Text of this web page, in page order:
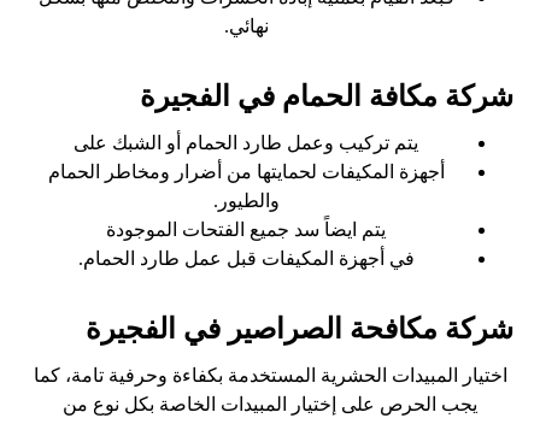
نهائي.
شركة مكافة الحمام في الفجيرة
يتم تركيب وعمل طارد الحمام أو الشبك على
أجهزة المكيفات لحمايتها من أضرار ومخاطر الحمام
والطيور.
يتم ايضاً سد جميع الفتحات الموجودة
في أجهزة المكيفات قبل عمل طارد الحمام.
شركة مكافحة الصراصير في الفجيرة
اختيار المبيدات الحشرية المستخدمة بكفاءة وحرفية تامة، كما
يجب الحرص على إختيار المبيدات الخاصة بكل نوع من